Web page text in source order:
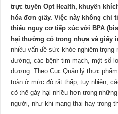
trực tuyến Opt Health, khuyến
hóa đơn giấy. Việc này không chỉ
thiểu nguy cơ tiếp xúc với BPA
hại thường có trong nhựa và giấy
nhiều vấn đề sức khỏe nghiêm trọng
đường, các bệnh tim mạch, một số
dương. Theo Cục Quản lý thực
toàn ở mức độ rất thấp, tuy nhiên,
có thể gây hại nhiều hơn trong
người, như khi mang thai hay trong